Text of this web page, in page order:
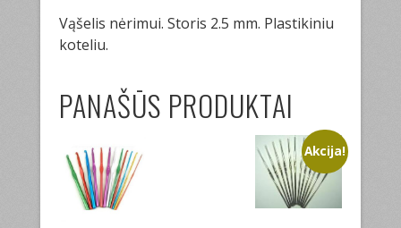
Vąšelis nėrimui. Storis 2.5 mm. Plastikiniu
koteliu.
PANAŠŪS PRODUKTAI
Akcija!